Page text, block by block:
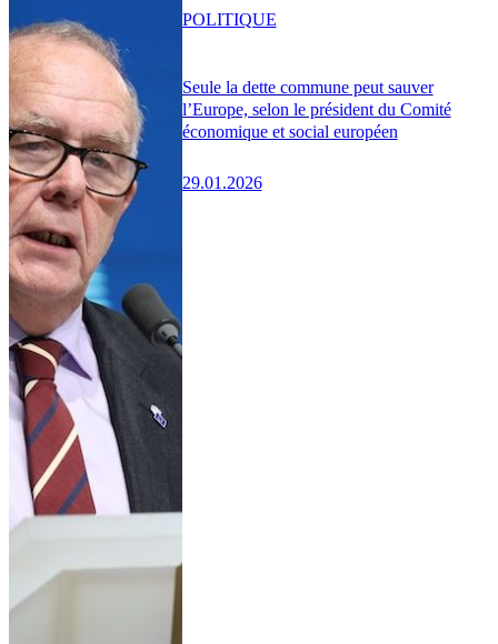
Seule la dette commune peut sauver
l’Europe, selon le président du Comité
économique et social européen
29.01.2026
POLITIQUE